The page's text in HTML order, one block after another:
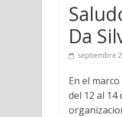
Da
septiembre
En el
del 12 al